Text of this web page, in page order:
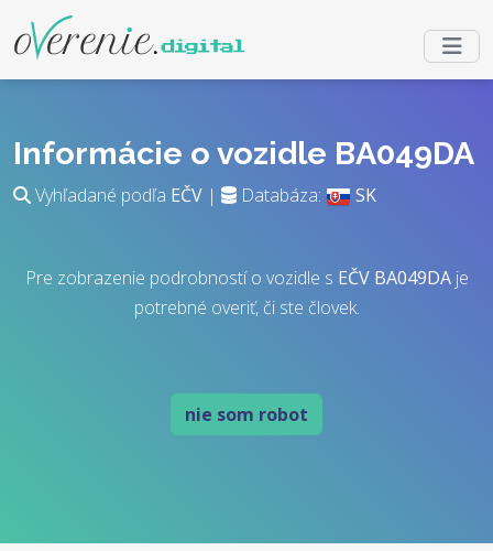
Informácie o vozidle BA049DA
Vyhľadané podľa EČV | Databáza: SK
Pre zobrazenie podrobností o vozidle s EČV BA049DAje
potrebné overiť, či ste človek.
nie som robot